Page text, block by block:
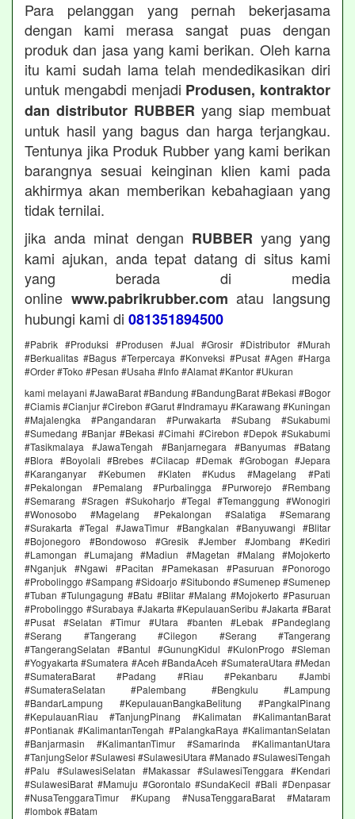
Para pelanggan yang pernah bekerjasama
dengan kami merasa sangat puas dengan
produk dan jasa yang kami berikan. Oleh karna
itu kami sudah lama telah mendedikasikan diri
untuk mengabdi menjadi Produsen, kontraktor
dan distributor RUBBER yang siap membuat
untuk hasil yang bagus dan harga terjangkau.
Tentunya jika Produk Rubber yang kami berikan
barangnya sesuai keinginan klien kami pada
akhirmya akan memberikan kebahagiaan yang
tidak ternilai.
jika anda minat dengan RUBBER yang yang
kami ajukan, anda tepat datang di situs kami
yang berada di media
online www.pabrikrubber.com atau langsung
hubungi kami di 081351894500
#Pabrik #Produksi #Produsen #Jual #Grosir #Distributor #Murah
#Berkualitas #Bagus #Terpercaya #Konveksi #Pusat #Agen #Harga
#Order #Toko #Pesan #Usaha #Info #Alamat #Kantor #Ukuran
kami melayani #JawaBarat #Bandung #BandungBarat #Bekasi #Bogor
#Ciamis #Cianjur #Cirebon #Garut #Indramayu #Karawang #Kuningan
#Majalengka #Pangandaran #Purwakarta #Subang #Sukabumi
#Sumedang #Banjar #Bekasi #Cimahi #Cirebon #Depok #Sukabumi
#Tasikmalaya #JawaTengah #Banjarnegara #Banyumas #Batang
#Blora #Boyolali #Brebes #Cilacap #Demak #Grobogan #Jepara
#Karanganyar #Kebumen #Klaten #Kudus #Magelang #Pati
#Pekalongan #Pemalang #Purbalingga #Purworejo #Rembang
#Semarang #Sragen #Sukoharjo #Tegal #Temanggung #Wonogiri
#Wonosobo #Magelang #Pekalongan #Salatiga #Semarang
#Surakarta #Tegal #JawaTimur #Bangkalan #Banyuwangi #Blitar
#Bojonegoro #Bondowoso #Gresik #Jember #Jombang #Kediri
#Lamongan #Lumajang #Madiun #Magetan #Malang #Mojokerto
#Nganjuk #Ngawi #Pacitan #Pamekasan #Pasuruan #Ponorogo
#Probolinggo #Sampang #Sidoarjo #Situbondo #Sumenep #Sumenep
#Tuban #Tulungagung #Batu #Blitar #Malang #Mojokerto #Pasuruan
#Probolinggo #Surabaya #Jakarta #KepulauanSeribu #Jakarta #Barat
#Pusat #Selatan #Timur #Utara #banten #Lebak #Pandeglang
#Serang #Tangerang #Cilegon #Serang #Tangerang
#TangerangSelatan #Bantul #GunungKidul #KulonProgo #Sleman
#Yogyakarta #Sumatera #Aceh #BandaAceh #SumateraUtara #Medan
#SumateraBarat #Padang #Riau #Pekanbaru #Jambi
#SumateraSelatan #Palembang #Bengkulu #Lampung
#BandarLampung #KepulauanBangkaBelitung #PangkalPinang
#KepulauanRiau #TanjungPinang #Kalimatan #KalimantanBarat
#Pontianak #KalimantanTengah #PalangkaRaya #KalimantanSelatan
#Banjarmasin #KalimantanTimur #Samarinda #KalimantanUtara
#TanjungSelor #Sulawesi #SulawesiUtara #Manado #SulawesiTengah
#Palu #SulawesiSelatan #Makassar #SulawesiTenggara #Kendari
#SulawesiBarat #Mamuju #Gorontalo #SundaKecil #Bali #Denpasar
#NusaTenggaraTimur #Kupang #NusaTenggaraBarat #Mataram
#lombok #Batam